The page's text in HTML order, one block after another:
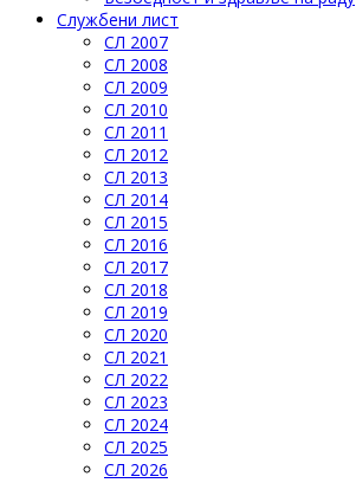
Службени лист
СЛ 2007
СЛ 2008
СЛ 2009
СЛ 2010
СЛ 2011
СЛ 2012
СЛ 2013
СЛ 2014
СЛ 2015
СЛ 2016
СЛ 2017
СЛ 2018
СЛ 2019
СЛ 2020
СЛ 2021
СЛ 2022
СЛ 2023
СЛ 2024
СЛ 2025
СЛ 2026